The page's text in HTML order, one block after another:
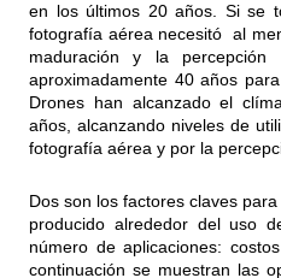
en los últimos 20 años. Si se
fotografía aérea necesitó al
maduración y la
aproximadamente 40 años
Drones han alcanzado el
años, alcanzando niveles de
fotografía aérea y por la
Dos son los factores claves
producido alrededor del uso
número de aplicaciones:
continuación se muestran las